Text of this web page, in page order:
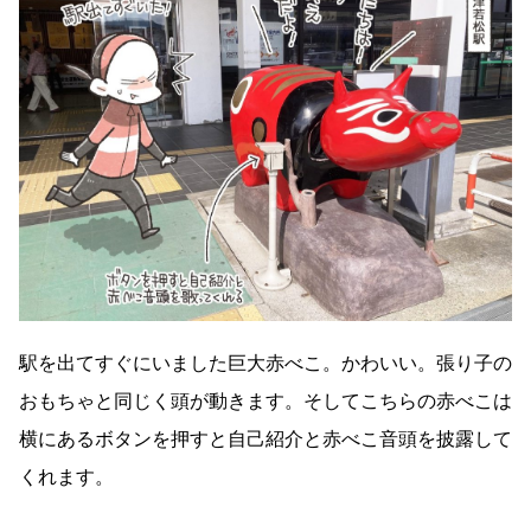
駅を出てすぐにいました巨大赤べこ。かわいい。張り子の
おもちゃと同じく頭が動きます。そしてこちらの赤べこは
横にあるボタンを押すと自己紹介と赤べこ音頭を披露して
くれます。